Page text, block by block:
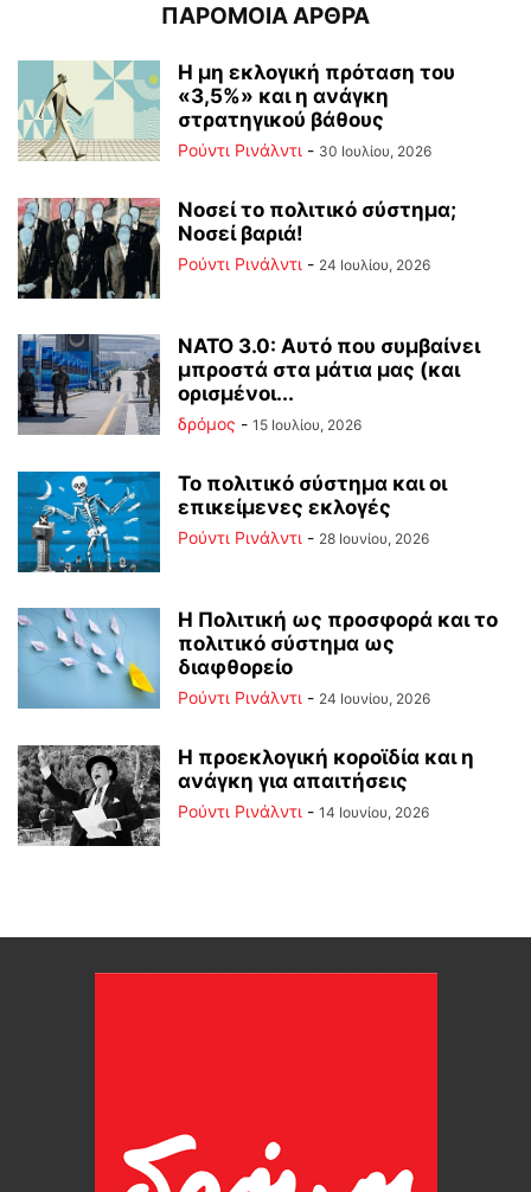
ΠΑΡΟΜΟΙΑ ΑΡΘΡΑ
Η μη εκλογική πρόταση του
«3,5%» και η ανάγκη
στρατηγικού βάθους
Ρούντι Ρινάλντι - 30 Ιουλίου, 2026
Νοσεί το πολιτικό σύστημα;
Νοσεί βαριά!
Ρούντι Ρινάλντι - 24 Ιουλίου, 2026
ΝΑΤΟ 3.0: Αυτό που συμβαίνει
μπροστά στα μάτια μας (και
ορισμένοι...
δρόμος - 15 Ιουλίου, 2026
Το πολιτικό σύστημα και οι
επικείμενες εκλογές
Ρούντι Ρινάλντι - 28 Ιουνίου, 2026
Η Πολιτική ως προσφορά και το
πολιτικό σύστημα ως
διαφθορείο
Ρούντι Ρινάλντι - 24 Ιουνίου, 2026
Η προεκλογική κοροϊδία και η
ανάγκη για απαιτήσεις
Ρούντι Ρινάλντι - 14 Ιουνίου, 2026